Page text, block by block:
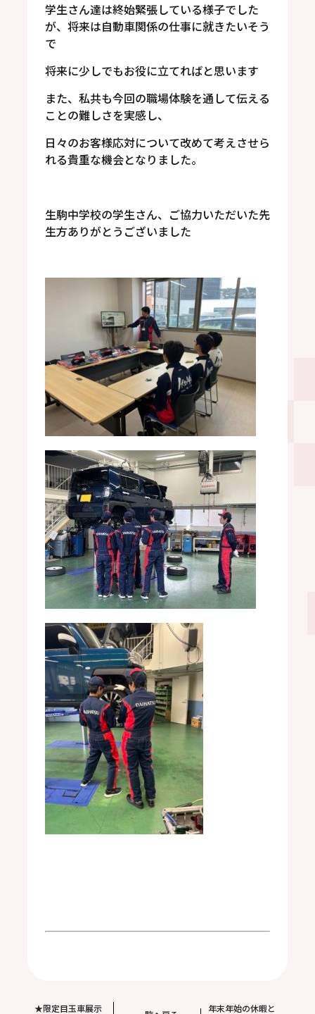
学生さん達は終始緊張している様子でした
が、将来は自動車関係の仕事に就きたいそう
で
将来に少しでもお役に立てればと思います
また、私共も今回の職場体験を通して伝える
ことの難しさを実感し、
日々のお客様応対について改めて考えさせら
れる貴重な機会となりました。
生駒中学校の学生さん、ご協力いただいた先
生方ありがとうございました
★限定目玉車展示 年末年始の休暇と